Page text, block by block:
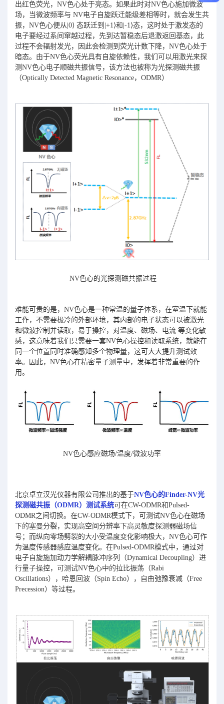
出红色荧光，NV色心处于亮态。如果此时对NV色心施加微波
场，当微波频率与 NV电子自旋跃迁能级差相等时，就会发生共
振，NV色心便从|0⟩ 态跃迁到|+1⟩和|-1⟩态，这时处于激发态的
电子要经过系间窜越过程，先到达暂稳态后退激返回基态，此
过程不会辐射发光，因此会检测到荧光计数下降，NV色心处于
暗态。由于NV色心荧光具有自旋依赖性，我们可以用激光来探
测NV色心电子顺磁共振信号，该方法也被称为光探测磁共振
（Optically Detected Magnetic Resonance，ODMR）
NV色心的光探测磁共振过程
难能可贵的是，NV色心是一种常温的量子体系，在室温下就能
工作，不需要极冷的外部环境，其内部的电子状态可以被激光
和微波控制并读取，易于操控，对温度、磁场、电流 等变化敏
感，这意味着我们只需要一套NV色心操控和读取系统，就能在
同一个位置同时准确感知多个物理量，这可大大提升测试效
率。因此，NV色心在精密量子测量中，发挥着非常重要的作
用。
NV色心感应磁场/温度/微波功率
北京卓立汉光仪器有限公司推出的基于NV色心的Finder-NV光
探测磁共振（ODMR）测试系统可在CW-ODMR和Pulsed-
ODMR之间切换。在CW-ODMR模式下，可测试NV色心在磁场
下的塞曼分裂，实现高空间分辨率下高灵敏度探测弱磁场信
号；而纵向零场劈裂的大小受温度变化影响极大，NV色心可作
为温度传感器感应温度变化。在Pulsed-ODMR模式中，通过对
电子自旋施加动力学解耦脉冲序列（Dynamical Decoupling）进
行量子操控，可测试NV色心中的拉比振荡（Rabi
Oscillations），哈恩回波（Spin Echo），自由弛豫衰减（Free
Precession）等过程。